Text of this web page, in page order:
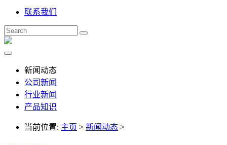
联系我们
新闻动态
公司新闻
行业新闻
产品知识
当前位置: 主页 > 新闻动态 >